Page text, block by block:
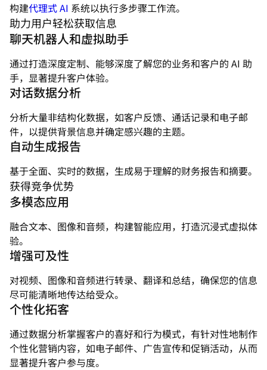
构建代理式 AI 系统以执行多步骤工作流。
助力用户轻松获取信息
聊天机器人和虚拟助手
通过打造深度定制、能够深度了解您的业务和客户的 AI 助
手，显著提升客户体验。
对话数据分析
分析大量非结构化数据，如客户反馈、通话记录和电子邮
件，以提供背景信息并确定感兴趣的主题。
自动生成报告
基于全面、实时的数据，生成易于理解的财务报告和摘要。
获得竞争优势
多模态应用
融合文本、图像和音频，构建智能应用，打造沉浸式虚拟体
验。
增强可及性
对视频、图像和音频进行转录、翻译和总结，确保您的信息
尽可能清晰地传达给受众。
个性化拓客
通过数据分析掌握客户的喜好和行为模式，有针对性地制作
个性化营销内容，如电子邮件、广告宣传和促销活动，从而
显著提升客户参与度。